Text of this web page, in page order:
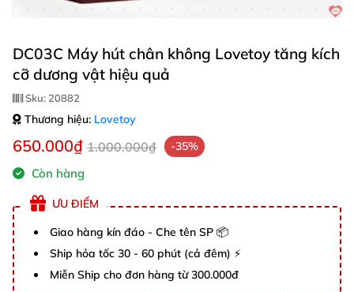
DC03C Máy hút chân không Lovetoy tăng kích
cỡ dương vật hiệu quả
Sku: 20882
Thương hiệu: Lovetoy
650.000₫ 1.000.000₫ -35%
Còn hàng
ƯU ĐIỂM
Giao hàng kín đáo - Che tên SP 📦
Ship hỏa tốc 30 - 60 phút (cả đêm) ⚡
Miễn Ship cho đơn hàng từ 300.000đ